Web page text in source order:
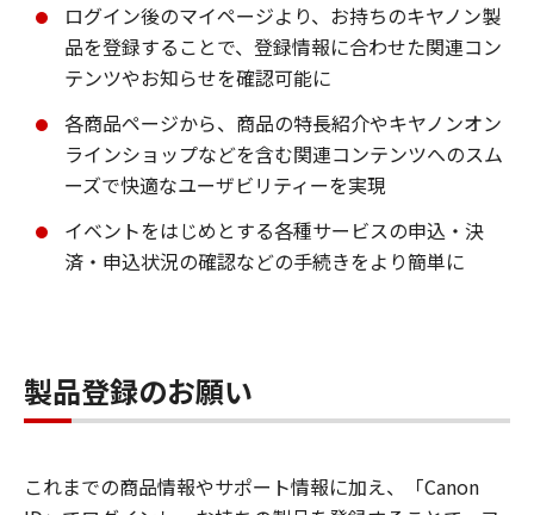
ログイン後のマイページより、お持ちのキヤノン製
品を登録することで、登録情報に合わせた関連コン
テンツやお知らせを確認可能に
各商品ページから、商品の特長紹介やキヤノンオン
ラインショップなどを含む関連コンテンツへのスム
ーズで快適なユーザビリティーを実現
イベントをはじめとする各種サービスの申込・決
済・申込状況の確認などの手続きをより簡単に
製品登録のお願い
これまでの商品情報やサポート情報に加え、「Canon